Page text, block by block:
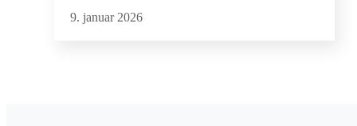
9. januar 2026